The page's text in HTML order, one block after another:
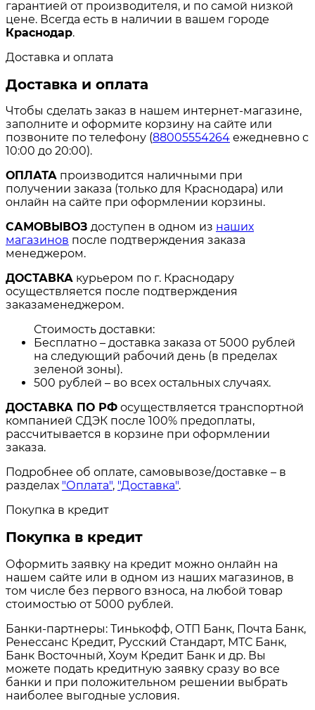
гарантией от производителя, и по самой низкой
цене. Всегда есть в наличии в вашем городе
Краснодар.
Доставка и оплата
Доставка и оплата
Чтобы сделать заказ в нашем интернет-магазине,
заполните и оформите корзину на сайте или
позвоните по телефону (88005554264 ежедневно с
10:00 до 20:00).
ОПЛАТА производится наличными при
получении заказа (только для Краснодара) или
онлайн на сайте при оформлении корзины.
САМОВЫВОЗ доступен в одном из наших
магазинов после подтверждения заказа
менеджером.
ДОСТАВКА курьером по г. Краснодару
осуществляется после подтверждения
заказаменеджером.
Стоимость доставки:
Бесплатно – доставка заказа от 5000 рублей
на следующий рабочий день (в пределах
зеленой зоны).
500 рублей – во всех остальных случаях.
ДОСТАВКА ПО РФ осуществляется транспортной
компанией СДЭК после 100% предоплаты,
рассчитывается в корзине при оформлении
заказа.
Подробнее об оплате, самовывозе/доставке – в
разделах "Оплата", "Доставка".
Покупка в кредит
Покупка в кредит
Оформить заявку на кредит можно онлайн на
нашем сайте или в одном из наших магазинов, в
том числе без первого взноса, на любой товар
стоимостью от 5000 рублей.
Банки-партнеры: Тинькофф, ОТП Банк, Почта Банк,
Ренессанс Кредит, Русский Стандарт, МТС Банк,
Банк Восточный, Хоум Кредит Банк и др. Вы
можете подать кредитную заявку сразу во все
банки и при положительном решении выбрать
наиболее выгодные условия.